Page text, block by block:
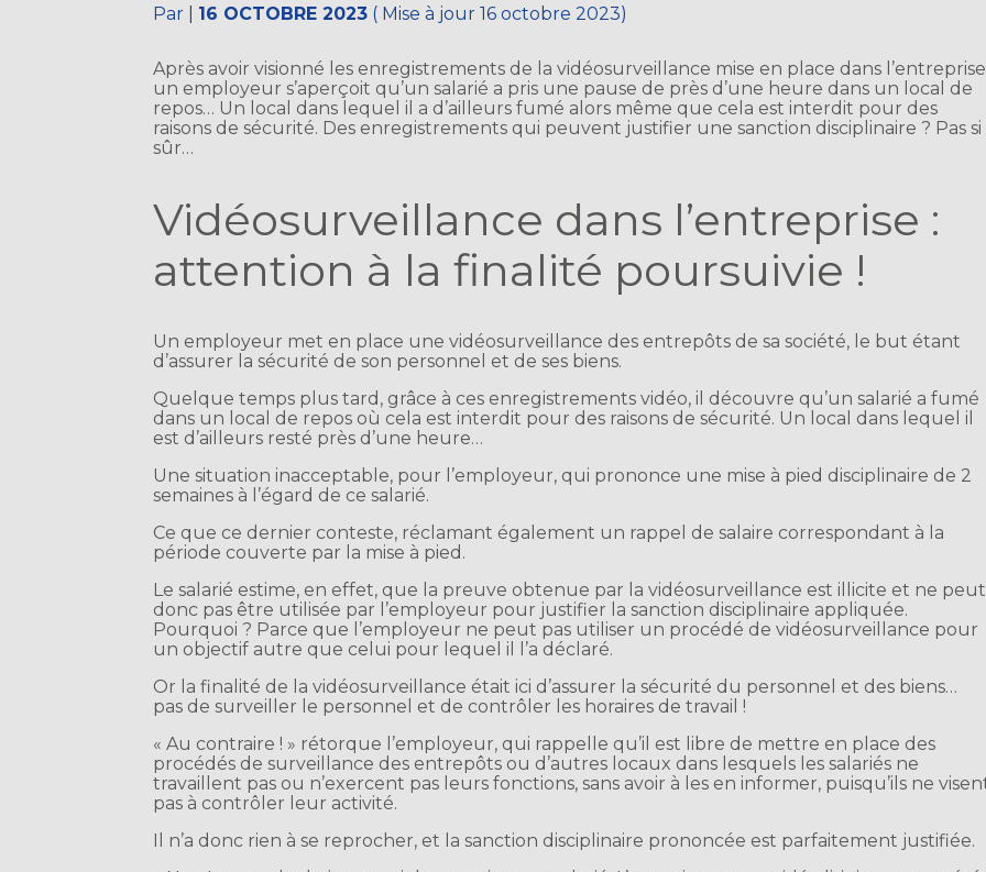
Par 16 OCTOBRE 2023 ( Mise à jour 16 octobre 2023)
Après avoir visionné les enregistrements de la vidéosurveillance mise en place dans
un employeur s’aperçoit qu’un salarié a pris une pause de près d’une heure dans un local de
repos… Un local dans lequel il a d’ailleurs fumé alors même que cela est interdit pour des
raisons de sécurité. Des enregistrements qui peuvent justifier une sanction disciplinaire ? Pas si
sûr…
Vidéosurveillance dans l’entreprise :
attention à la finalité poursuivie !
Un employeur met en place une vidéosurveillance des entrepôts de sa société, le but étant
d’assurer la sécurité de son personnel et de ses biens.
Quelque temps plus tard, grâce à ces enregistrements vidéo, il découvre qu’un salarié a fumé
dans un local de repos où cela est interdit pour des raisons de sécurité. Un local dans lequel il
est d’ailleurs resté près d’une heure…
Une situation inacceptable, pour l’employeur, qui prononce une mise à pied disciplinaire de 2
semaines à l’égard de ce salarié.
Ce que ce dernier conteste, réclamant également un rappel de salaire correspondant à la
période couverte par la mise à pied.
Le salarié estime, en effet, que la preuve obtenue par la vidéosurveillance est illicite et ne peut
donc pas être utilisée par l’employeur pour justifier la sanction disciplinaire appliquée.
Pourquoi ? Parce que l’employeur ne peut pas utiliser un procédé de vidéosurveillance pour
un objectif autre que celui pour lequel il l’a déclaré.
Or la finalité de la vidéosurveillance était ici d’assurer la sécurité du personnel et des biens…
pas de surveiller le personnel et de contrôler les horaires de travail !
« Au contraire ! » rétorque l’employeur, qui rappelle qu’il est libre de mettre en place des
procédés de surveillance des entrepôts ou d’autres locaux dans lesquels les salariés ne
travaillent pas ou n’exercent pas leurs fonctions, sans avoir à les en informer, puisqu’ils ne
pas à contrôler leur activité.
Il n’a donc rien à se reprocher, et la sanction disciplinaire prononcée est parfaitement justifiée.